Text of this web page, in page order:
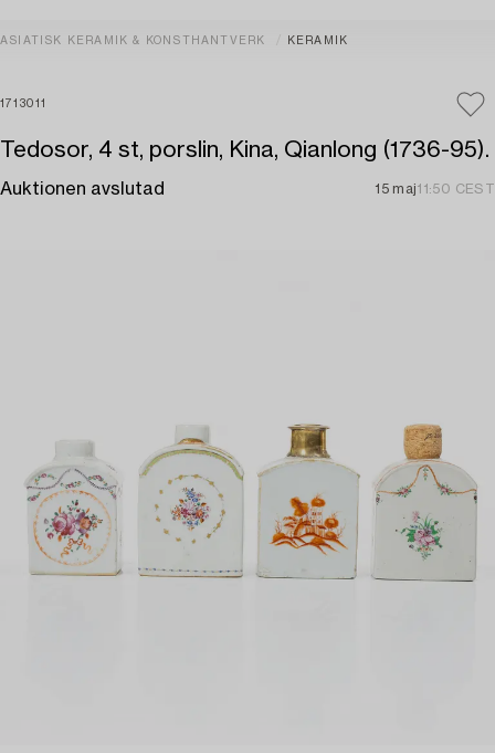
ASIATISK KERAMIK & KONSTHANTVERK KERAMIK
1713011
Tedosor, 4 st, porslin, Kina, Qianlong (1736-95).
Auktionen avslutad 15 maj11:50 CEST